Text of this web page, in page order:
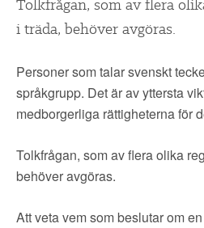
ENGAGERA DIG I F!
PARTILEDARE
OM FI
Tolkfrågan, som av flera
i träda, behöver avgöras.
Personer som talar svenskt
språkgrupp. Det är av yttersta
medborgerliga rättigheterna för
Tolkfrågan, som av flera olika
behöver avgöras.
Att veta vem som beslutar om